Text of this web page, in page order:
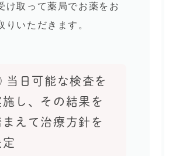
け取って薬局でお薬をお
りいただきます。
日可能な検査を
施し、その結果を
まえて治療方針を
定